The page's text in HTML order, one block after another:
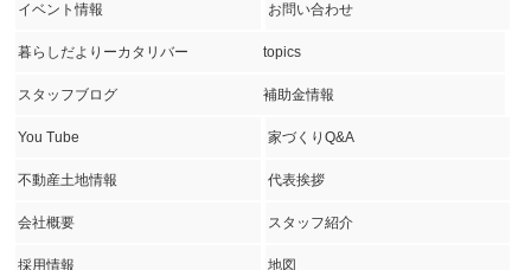
イベント情報 お問い合わせ
暮らしだよりーカタリバー topics
スタッフブログ 補助金情報
You Tube 家づくりQ&A
不動産土地情報 代表挨拶
会社概要 スタッフ紹介
採用情報 地図